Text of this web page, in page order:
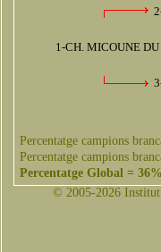
1-CH. MICOUNE
Percentatge campions
Percentatge campions
Percentatge Global =
© 2005-2026 Institut